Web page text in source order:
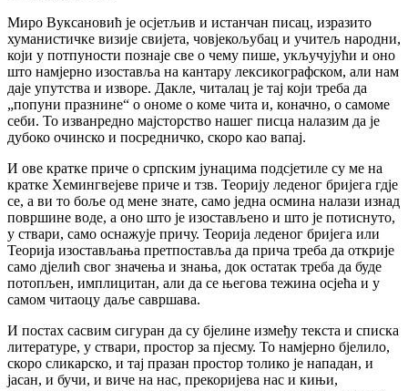
Миро Вуксановић је осјетљив и истанчан писац, изразито
хуманистичке визије свијета, човјекољубац и учитељ народни,
који у потпуности познаје све о чему пише, укључујући и оно
што намjерно изоставља на кантару лексикографском, али нам
даје упутства и изворе. Дакле, читалац је тај који треба да
„попуни празнине“ о ономе о коме чита и, коначно, о самоме
себи. То изванредно мајсторство нашег писца налазим да је
дубоко очинско и посредничко, скоро као вапај.
И ове кратке приче о српским јунацима подсјетиле су ме на
кратке Хемингвејеве приче и тзв. Теорију леденог бријега гдје
се, а ви то боље од мене знате, само једна осмина налази изнад
површине воде, а оно што је изостављено и што је потиснуто,
у ствари, само оснажује причу. Теорија леденог бријега или
Теорија изостављања претпоставља да прича треба да открије
само дјелић свог значења и знања, док остатак треба да буде
потопљен, имплицитан, али да се његова тежина осјећа и у
самом читаоцу даље савршава.
И постах сасвим сигуран да су бјелине између текста и списка
литературе, у ствари, простор за пјесму. То намјерно бјелило,
скоро сликарско, и тај празан простор толико је нападан, и
јасан, и бучи, и виче на нас, прекоријева нас и кињи,